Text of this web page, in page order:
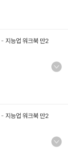
- 지능업 워크북 만2
- 지능업 워크북 만2